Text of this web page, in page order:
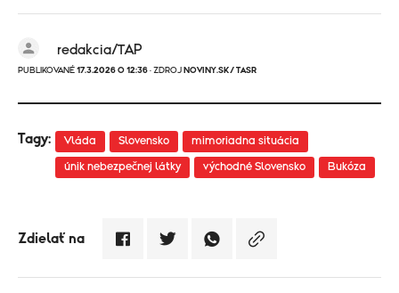
redakcia/TAP
PUBLIKOVANÉ 17.3.2026 O 12:36 · ZDROJ NOVINY.SK/ TASR
Tagy: Vláda Slovensko mimoriadna situácia
únik nebezpečnej látky východné Slovensko Bukóza
Zdielať na